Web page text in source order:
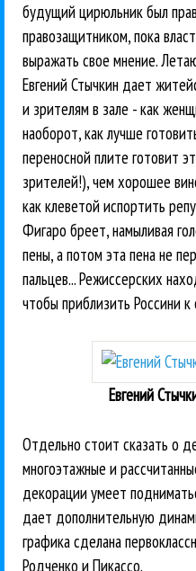
будущий цирюльник был
правозащитником, пока
выражать свое мнение.
Евгений Стычкин дает
и зрителям в зале - как
наоборот, как лучше
переносной плите готовит
зрителей!), чем хорошее
как клеветой испортить
Фигаро бреет, намыливая
пены, а потом эта пена не
пальцев... Режиссерских
чтобы приблизить Россини
Евгений
Отдельно стоит сказать о
многоэтажные и
декорации умеет
дает дополнительную
графика сделана
Родченко и Пикассо.